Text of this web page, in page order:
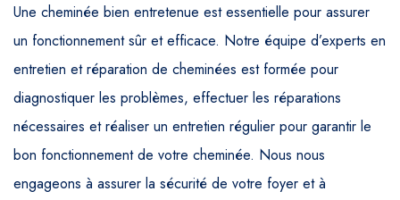
Une cheminée bien entretenue est essentielle pour assurer
un fonctionnement sûr et efficace. Notre équipe d’experts en
entretien et réparation de cheminées est formée pour
diagnostiquer les problèmes, effectuer les réparations
nécessaires et réaliser un entretien régulier pour garantir le
bon fonctionnement de votre cheminée. Nous nous
engageons à assurer la sécurité de votre foyer et à